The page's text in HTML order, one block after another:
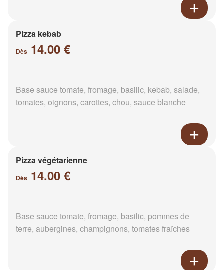
Pizza kebab
Dès 14.00 €
Base sauce tomate, fromage, basilic, kebab, salade,
tomates, oignons, carottes, chou, sauce blanche
Pizza végétarienne
Dès 14.00 €
Base sauce tomate, fromage, basilic, pommes de
terre, aubergines, champignons, tomates fraîches